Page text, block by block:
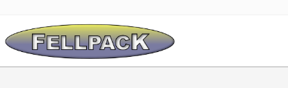
content